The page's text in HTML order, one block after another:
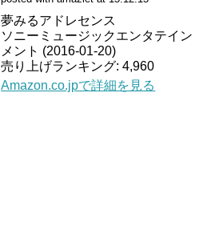
夢みるアドレセンス
ソニーミュージックエンタテイン
メント (2016-01-20)
売り上げランキング: 4,960
Amazon.co.jpで詳細を見る